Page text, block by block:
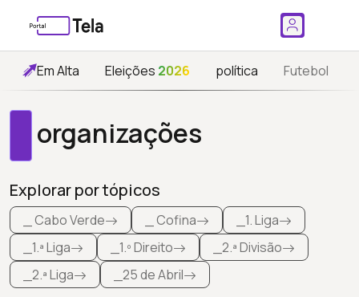
Em Alta Eleições 2026 política Futebol
organizações
Explorar por tópicos
_ Cabo Verde _ Cofina
_1. Liga
_1.ª Liga
_1.º Direito
_2.ª Divisão
_2.ª Liga
_25 de Abril